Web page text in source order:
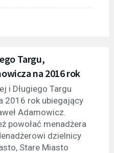
Targu,
na 2016 rok
i Długiego Targu
2016 rok ubiegający
Adamowicz.
powołać menadżera
dzielnicy
Stare Miasto